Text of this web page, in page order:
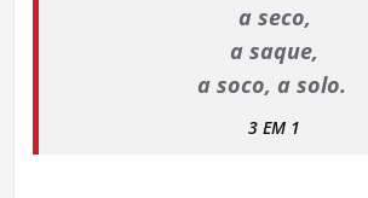
a seco,
a saque,
a soco, a solo.
3 EM 1